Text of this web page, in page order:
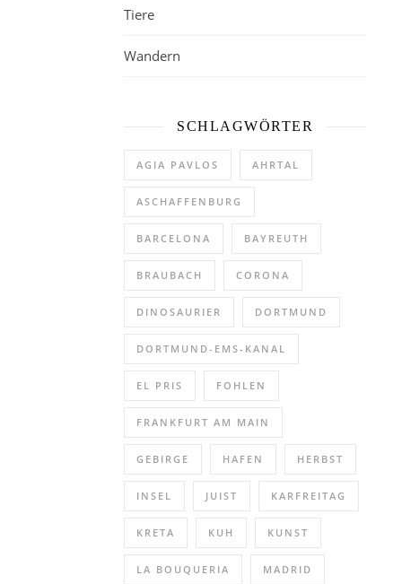
Tiere
Wandern
SCHLAGWÖRTER
AGIA PAVLOS AHRTAL
ASCHAFFENBURG
BARCELONA BAYREUTH
BRAUBACH CORONA
DINOSAURIER DORTMUND
DORTMUND-EMS-KANAL
EL PRIS FOHLEN
FRANKFURT AM MAIN
GEBIRGE HAFEN HERBST
INSEL JUIST KARFREITAG
KRETA KUH KUNST
LA BOUQUERIA MADRID